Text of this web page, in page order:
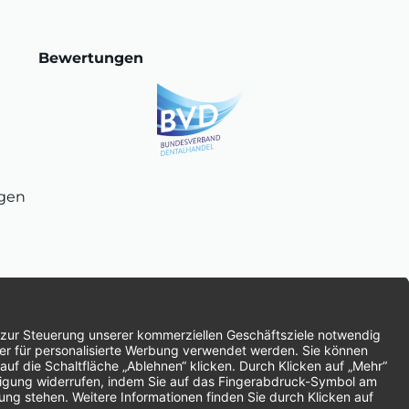
Bewertungen